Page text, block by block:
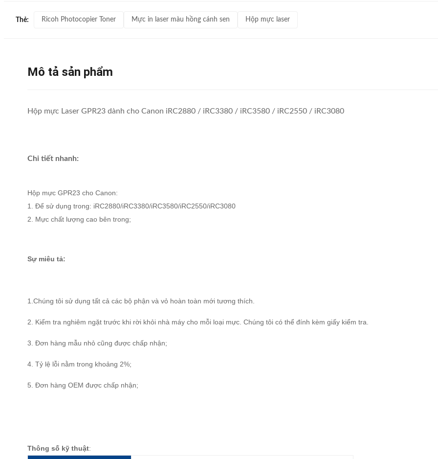
Thẻ: Ricoh Photocopier Toner Mực in laser màu hồng cánh sen Hộp mực laser
Mô tả sản phẩm
Hộp mực Laser GPR23 dành cho Canon iRC2880 / iRC3380 / iRC3580 / iRC2550 / iRC3080
Chi tiết nhanh:
Hộp mực GPR23 cho Canon:
1. Để sử dụng trong: iRC2880/iRC3380/iRC3580/iRC2550/iRC3080
2. Mực chất lượng cao bên trong;
Sự miêu tả:
1.Chúng tôi sử dụng tất cả các bộ phận và vỏ hoàn toàn mới tương thích.
2. Kiểm tra nghiêm ngặt trước khi rời khỏi nhà máy cho mỗi loại mực. Chúng tôi có thể đính kèm giấy kiểm tra.
3. Đơn hàng mẫu nhỏ cũng được chấp nhận;
4. Tỷ lệ lỗi nằm trong khoảng 2%;
5. Đơn hàng OEM được chấp nhận;
Thông số kỹ thuật: